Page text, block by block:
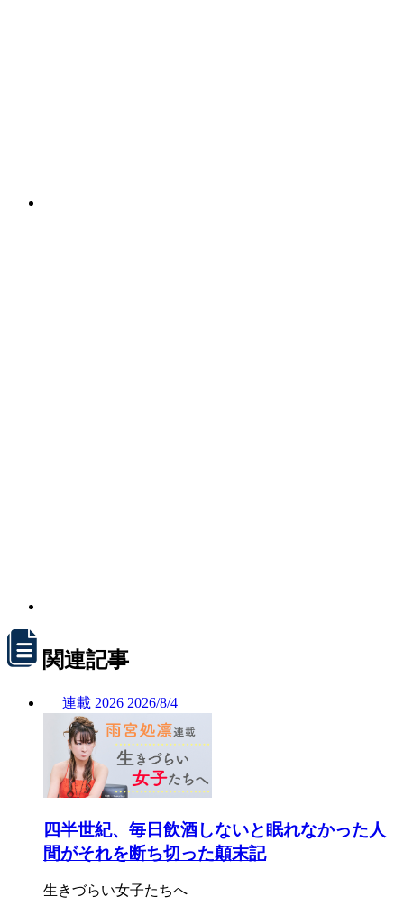
関連記事
連載 2026 2026/8/4
四半世紀、毎日飲酒しないと眠れなかった人
間がそれを断ち切った顛末記
生きづらい女子たちへ